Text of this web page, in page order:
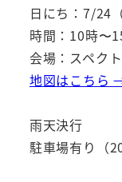
日にち：7/24
時間：10時〜
会場：スペク
地図はこちら
雨天決行
駐車場有り（20